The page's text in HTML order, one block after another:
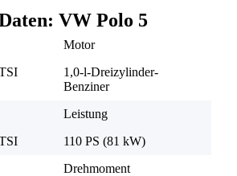
VW Polo 5
Motor
1,0-l-Dreizylinder-
Benziner
Leistung
110 PS (81 kW)
Drehmoment